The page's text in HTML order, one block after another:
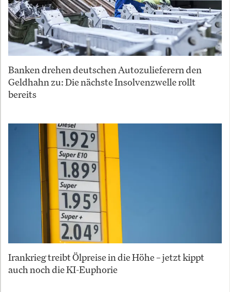
Banken drehen deutschen Autozulieferern den
Geldhahn zu: Die nächste Insolvenzwelle rollt
bereits
Irankrieg treibt Ölpreise in die Höhe – jetzt kippt
auch noch die KI-Euphorie